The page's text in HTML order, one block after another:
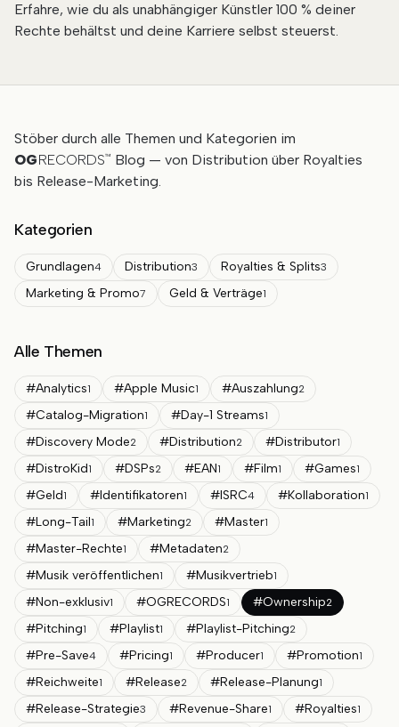
Erfahre, wie du als unabhängiger Künstler 100 % deiner
Rechte behältst und deine Karriere selbst steuerst.
Stöber durch alle Themen und Kategorien im
OGRECORDS™ Blog — von Distribution über Royalties
bis Release-Marketing.
Kategorien
Grundlagen4 Distribution3 Royalties & Splits3
Marketing & Promo7 Geld & Verträge1
Alle Themen
#Analytics1 #Apple Music1 #Auszahlung2
#Catalog-Migration1 #Day-1 Streams1
#Discovery Mode2 #Distribution2 #Distributor1
#DistroKid1 #DSPs2 #EAN1 #Film1 #Games1
#Geld1 #Identifikatoren1 #ISRC4 #Kollaboration1
#Long-Tail1 #Marketing2 #Master1
#Master-Rechte1 #Metadaten2
#Musik veröffentlichen1 #Musikvertrieb1
#Non-exklusiv1 #OGRECORDS1 #Ownership2
#Pitching1 #Playlist1 #Playlist-Pitching2
#Pre-Save4 #Pricing1 #Producer1 #Promotion1
#Reichweite1 #Release2 #Release-Planung1
#Release-Strategie3 #Revenue-Share1 #Royalties1